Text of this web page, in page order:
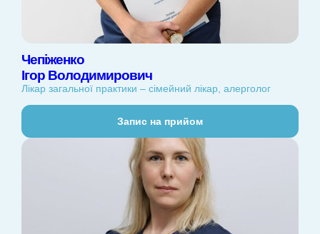
Чепіженко
Ігор Володимирович
Лікар загальної практики – сімейний лікар, алерголог
Запис на прийом